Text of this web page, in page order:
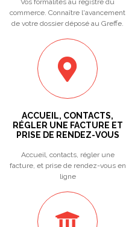
Vos formalités au registre du
commerce. Connaître l'avancement
de votre dossier déposé au Greffe.
ACCUEIL, CONTACTS,
RÉGLER UNE FACTURE ET
PRISE DE RENDEZ-VOUS
Accueil, contacts, régler une
facture, et prise de rendez-vous en
ligne